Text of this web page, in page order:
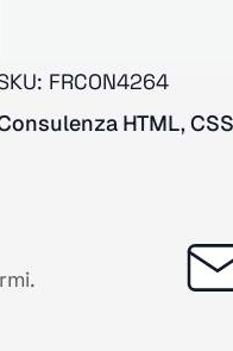
FRCON4264
HTML,